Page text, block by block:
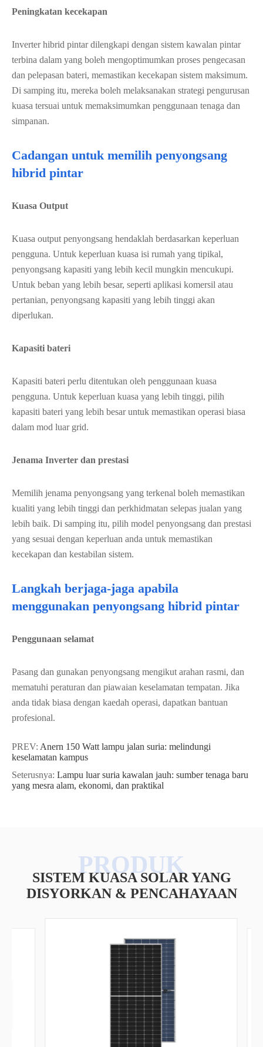
Peningkatan kecekapan
Inverter hibrid pintar dilengkapi dengan sistem kawalan pintar
terbina dalam yang boleh mengoptimumkan proses pengecasan
dan pelepasan bateri, memastikan kecekapan sistem maksimum.
Di samping itu, mereka boleh melaksanakan strategi pengurusan
kuasa tersuai untuk memaksimumkan penggunaan tenaga dan
simpanan.
Cadangan untuk memilih penyongsang
hibrid pintar
Kuasa Output
Kuasa output penyongsang hendaklah berdasarkan keperluan
pengguna. Untuk keperluan kuasa isi rumah yang tipikal,
penyongsang kapasiti yang lebih kecil mungkin mencukupi.
Untuk beban yang lebih besar, seperti aplikasi komersil atau
pertanian, penyongsang kapasiti yang lebih tinggi akan
diperlukan.
Kapasiti bateri
Kapasiti bateri perlu ditentukan oleh penggunaan kuasa
pengguna. Untuk keperluan kuasa yang lebih tinggi, pilih
kapasiti bateri yang lebih besar untuk memastikan operasi biasa
dalam mod luar grid.
Jenama Inverter dan prestasi
Memilih jenama penyongsang yang terkenal boleh memastikan
kualiti yang lebih tinggi dan perkhidmatan selepas jualan yang
lebih baik. Di samping itu, pilih model penyongsang dan prestasi
yang sesuai dengan keperluan anda untuk memastikan
kecekapan dan kestabilan sistem.
Langkah berjaga-jaga apabila
menggunakan penyongsang hibrid pintar
Penggunaan selamat
Pasang dan gunakan penyongsang mengikut arahan rasmi, dan
mematuhi peraturan dan piawaian keselamatan tempatan. Jika
anda tidak biasa dengan kaedah operasi, dapatkan bantuan
profesional.
PREV: Anern 150 Watt lampu jalan suria: melindungi
keselamatan kampus
Seterusnya: Lampu luar suria kawalan jauh: sumber tenaga baru
yang mesra alam, ekonomi, dan praktikal
SISTEM KUASA SOLAR YANG
DISYORKAN & PENCAHAYAAN